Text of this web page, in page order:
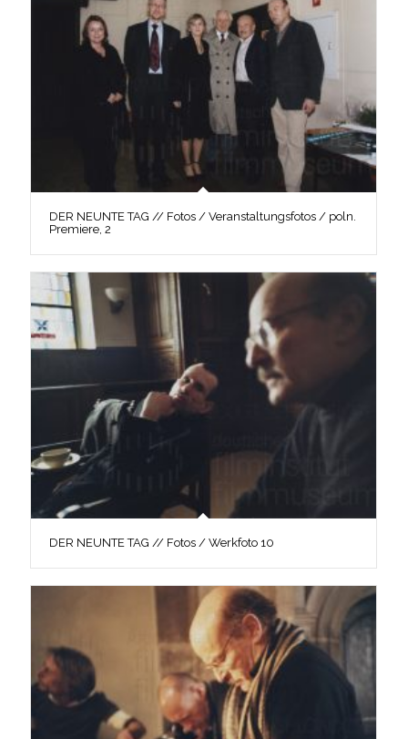
DER NEUNTE TAG // Fotos / Veranstaltungsfotos / poln.
Premiere, 2
DER NEUNTE TAG // Fotos / Werkfoto 10